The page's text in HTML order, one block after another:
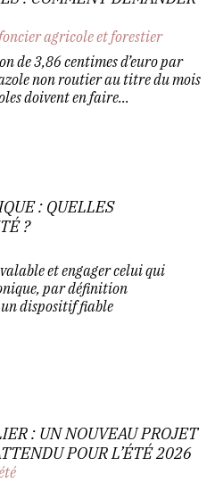
agricole et forestier
de 3,86 centimes d’euro par
non routier au titre du mois
doivent en faire...
: QUELLES
?
et engager celui qui
par définition
dispositif fiable
: UN NOUVEAU PROJET
POUR L’ÉTÉ 2026